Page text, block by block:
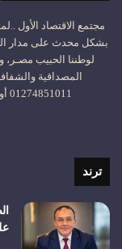
مجتمع الاقتصاد الأول
بشكل محدث على مدار
لوطننا الحبيب مصـر،
01274851011 أو على الإيميل: moltakaaliqtisad@gmail.com
ترند